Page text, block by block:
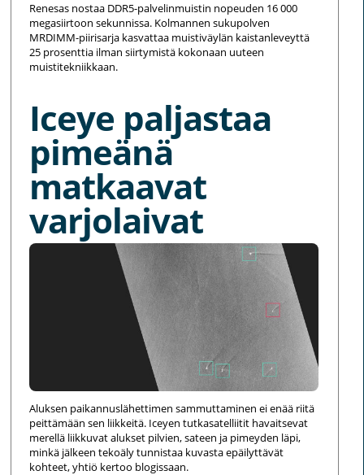
Renesas nostaa DDR5-palvelinmuistin nopeuden 16 000
megasiirtoon sekunnissa. Kolmannen sukupolven
MRDIMM-piirisarja kasvattaa muistiväylän kaistanleveyttä
25 prosenttia ilman siirtymistä kokonaan uuteen
muistitekniikkaan.
Iceye paljastaa
pimeänä
matkaavat
varjolaivat
Aluksen paikannuslähettimen sammuttaminen ei enää riitä
peittämään sen liikkeitä. Iceyen tutkasatelliitit havaitsevat
merellä liikkuvat alukset pilvien, sateen ja pimeyden läpi,
minkä jälkeen tekoäly tunnistaa kuvasta epäilyttävät
kohteet, yhtiö kertoo blogissaan.